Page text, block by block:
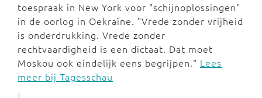
toespraak in New York voor "schijnoplossingen"
in de oorlog in Oekraïne. "Vrede zonder vrijheid
is onderdrukking. Vrede zonder
rechtvaardigheid is een dictaat. Dat moet
Moskou ook eindelijk eens begrijpen." Lees
meer bij Tagesschau